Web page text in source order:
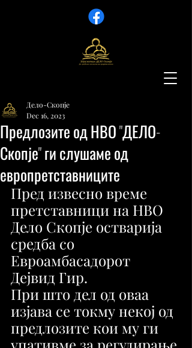
Предлозите од НВО "ДЕЛО-
Скопје" ги слушаме од
европретставниците
Дело-Скопје
Dec 16, 2023
Пред извесно време
претставници на НВО
Дело Скопје остварија
средба со
Евроамбасадорот
Дејвид Гир.
При што дел од оваа
изјава се токму некој од
предлозите кои му ги